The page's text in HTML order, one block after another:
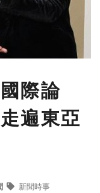
際論
遍東亞
新聞時事